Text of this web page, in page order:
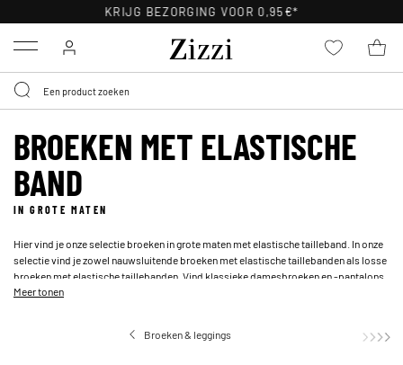
KRIJG BEZORGING VOOR 0,95€*
Menu
BROEKEN MET ELASTISCHE
BAND
IN GROTE MATEN
Hier vind je onze selectie broeken in grote maten met elastische tailleband. In onze
selectie vind je zowel nauwsluitende broeken met elastische taillebanden als losse
broeken met elastische taillebanden. Vind klassieke damesbroekenen -pantalons
in verschillende kleuren, vormen en lengtes, zodat je de perfecte broek met elastiek
Meer tonen
Broeken & leggings